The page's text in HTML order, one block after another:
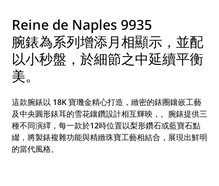
Reine de Naples 9935
腕錶為系列增添月相顯示，並配
以小秒盤，於細節之中延續平衡
美。
這款腕錶以 18K 寶璣金精心打造，緻密的錶圈鑲嵌工藝
及中央圓形錶耳的雪花鑲鑽設計相互輝映，。腕錶提供三
種不同演繹，每一款於12時位置以梨形鑽石或藍寶石點
綴，將製錶複雜功能與精緻珠寶工藝相結合，展現出鮮明
的當代風格。